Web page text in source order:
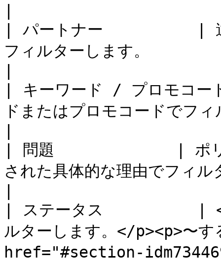
| パートナー          | 違
フィルターします。
| キーワード / プロモコー
ドまたはプロモコードでフ
| 問題             | ポリシ
された具体的な理由でフィル
| ステータス          | <p>
ルターします。</p><p>〜
href="#section-